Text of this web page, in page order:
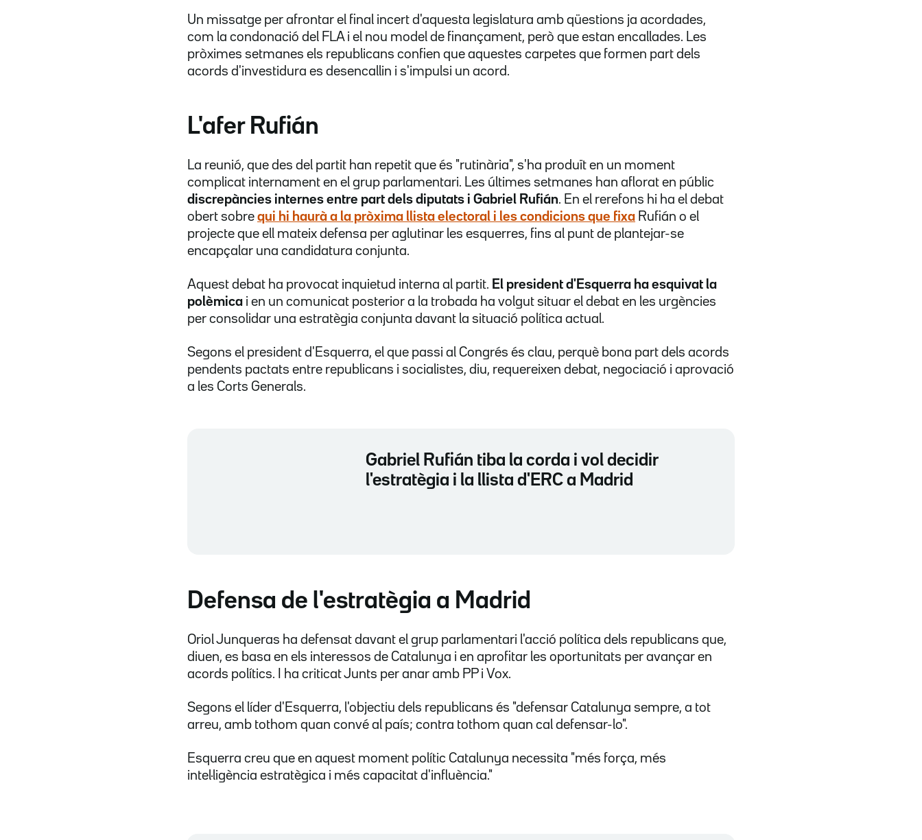
Un missatge per afrontar el final incert d'aquesta legislatura amb qüestions ja acordades,
com la condonació del FLA i el nou model de finançament, però que estan encallades. Les
pròximes setmanes els republicans confien que aquestes carpetes que formen part dels
acords d'investidura es desencallin i s'impulsi un acord.
L'afer Rufián
La reunió, que des del partit han repetit que és "rutinària", s'ha produït en un moment
complicat internament en el grup parlamentari. Les últimes setmanes han aflorat en públic
discrepàncies internes entre part dels diputats i Gabriel Rufián. En el rerefons hi ha el debat
obert sobre qui hi haurà a la pròxima llista electoral i les condicions que fixa Rufián o el
projecte que ell mateix defensa per aglutinar les esquerres, fins al punt de plantejar-se
encapçalar una candidatura conjunta.
Aquest debat ha provocat inquietud interna al partit. El president d'Esquerra ha esquivat la
polèmica i en un comunicat posterior a la trobada ha volgut situar el debat en les urgències
per consolidar una estratègia conjunta davant la situació política actual.
Segons el president d'Esquerra, el que passi al Congrés és clau, perquè bona part dels acords
pendents pactats entre republicans i socialistes, diu, requereixen debat, negociació i aprovació
a les Corts Generals.
Gabriel Rufián tiba la corda i vol decidir
l'estratègia i la llista d'ERC a Madrid
Defensa de l'estratègia a Madrid
Oriol Junqueras ha defensat davant el grup parlamentari l'acció política dels republicans que,
diuen, es basa en els interessos de Catalunya i en aprofitar les oportunitats per avançar en
acords polítics. I ha criticat Junts per anar amb PP i Vox.
Segons el líder d'Esquerra, l'objectiu dels republicans és "defensar Catalunya sempre, a tot
arreu, amb tothom quan convé al país; contra tothom quan cal defensar-lo".
Esquerra creu que en aquest moment polític Catalunya necessita "més força, més
intel·ligència estratègica i més capacitat d'influència."